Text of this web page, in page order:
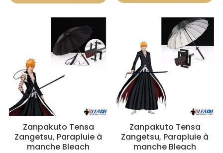
Zanpakuto Tensa
Zangetsu, Parapluie à
manche Bleach
Zanpakuto Tensa
Zangetsu, Parapluie à
manche Bleach